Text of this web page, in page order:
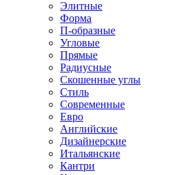
Элитные
Форма
П-образные
Угловые
Прямые
Радиусные
Скошенные углы
Стиль
Современные
Евро
Английские
Дизайнерские
Итальянские
Кантри